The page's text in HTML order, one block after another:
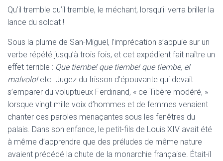
Qu’il tremble qu’il tremble, le méchant, lorsqu’il verra briller la
lance du soldat !
Sous la plume de San-Miguel, l’imprécation s’appuie sur un
verbe répété jusqu’à trois fois, et cet expédient fait naître un
effet terrible : Que tiembe! que tiembe! que tiembe, el
malvolo!etc. Jugez du frisson d’épouvante qui devait
s’emparer du voluptueux Ferdinand, « ce Tibère modéré, »
lorsque vingt mille voix d’hommes et de femmes venaient
chanter ces paroles menaçantes sous les fenêtres du
palais. Dans son enfance, le petit-fils de Louis XIV avait été
à même d’apprendre que des préludes de même nature
avaient précédé la chute de la monarchie française. Était-il